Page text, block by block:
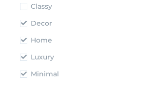
Classy
Decor
Home
Luxury
Minimal